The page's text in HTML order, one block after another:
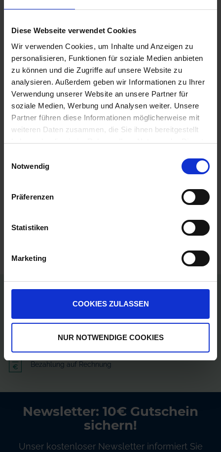
Diese Webseite verwendet Cookies
Wir verwenden Cookies, um Inhalte und Anzeigen zu
personalisieren, Funktionen für soziale Medien anbieten
zu können und die Zugriffe auf unsere Website zu
analysieren. Außerdem geben wir Informationen zu Ihrer
Verwendung unserer Website an unsere Partner für
soziale Medien, Werbung und Analysen weiter. Unsere
Partner führen diese Informationen möglicherweise mit
weiteren Daten zusammen, die Sie ihnen bereitgestellt
haben oder die sie im Rahmen Ihrer Nutzung der Dienste
Notwendig
Präferenzen
Statistiken
Marketing
COOKIES ZULASSEN
NUR NOTWENDIGE COOKIES
12 GRANIT Gleitteller
Nicht lieferbar
Ausverkauft
127,06 € / St
127,06 €pro 1 Stück
Artikel pro Seite
Produkte vergleichen
Versandkostenfrei ab 250€
Erstklassiger Kundenservice
Bezahlung auf Rechnung
Newsletter: 10€ Gutschein
sichern!
Unser kostenloser Newsletter informiert Sie